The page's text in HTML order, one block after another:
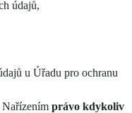
údajů,
u Úřadu pro ochranu
Nařízením právo kdykoliv